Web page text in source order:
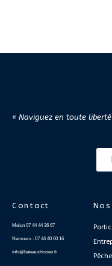
« Naviguez en toute
Contact
Melun 07 44 44 36 67
Nemours : 07 44 40 60 16
info@bateauxhisseo.fr
Pêche